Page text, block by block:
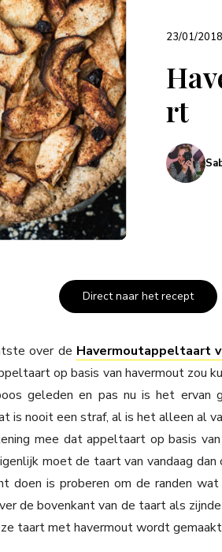
23/01/2018
rt
Direct naar het recept
over de Havermoutappeltaart
op basis van havermout zou
geleden en pas nu is het ervan
is nooit een straf, al is het alleen al
mee dat appeltaart op basis
moet de taart van vandaag
doen is proberen om de randen
de bovenkant van de taart als
taart met havermout wordt